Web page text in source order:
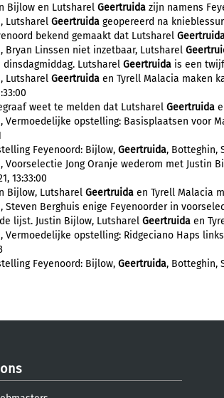
Bijlow en Lutsharel Geertruida zijn namens
Lutsharel Geertruida geopereerd na
bekend gemaakt dat Lutsharel
Bryan Linssen niet inzetbaar, Lutsharel
dinsdagmiddag. Lutsharel Geertruida is een
Lutsharel Geertruida en Tyrell Malacia maken
weet te melden dat Lutsharel Geertruida
Vermoedelijke opstelling: Basisplaatsen voor
Feyenoord: Bijlow, Geertruida, Botteghin,
Voorselectie Jong Oranje wederom met Justin
13:33:00
Bijlow, Lutsharel Geertruida en Tyrell Malacia
Steven Berghuis enige Feyenoorder in
lijst. Justin Bijlow, Lutsharel Geertruida en
Vermoedelijke opstelling: Ridgeciano Haps
Feyenoord: Bijlow, Geertruida, Botteghin,